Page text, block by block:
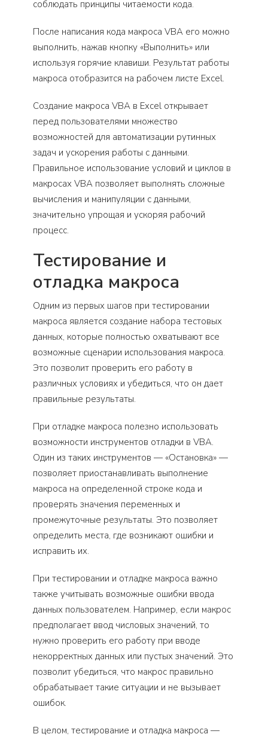
соблюдать принципы читаемости кода.
После написания кода макроса VBA его можно
выполнить, нажав кнопку «Выполнить» или
используя горячие клавиши. Результат работы
макроса отобразится на рабочем листе Excel.
Создание макроса VBA в Excel открывает
перед пользователями множество
возможностей для автоматизации рутинных
задач и ускорения работы с данными.
Правильное использование условий и циклов в
макросах VBA позволяет выполнять сложные
вычисления и манипуляции с данными,
значительно упрощая и ускоряя рабочий
процесс.
Тестирование и
отладка макроса
Одним из первых шагов при тестировании
макроса является создание набора тестовых
данных, которые полностью охватывают все
возможные сценарии использования макроса.
Это позволит проверить его работу в
различных условиях и убедиться, что он дает
правильные результаты.
При отладке макроса полезно использовать
возможности инструментов отладки в VBA.
Один из таких инструментов — «Остановка» —
позволяет приостанавливать выполнение
макроса на определенной строке кода и
проверять значения переменных и
промежуточные результаты. Это позволяет
определить места, где возникают ошибки и
исправить их.
При тестировании и отладке макроса важно
также учитывать возможные ошибки ввода
данных пользователем. Например, если макрос
предполагает ввод числовых значений, то
нужно проверить его работу при вводе
некорректных данных или пустых значений. Это
позволит убедиться, что макрос правильно
обрабатывает такие ситуации и не вызывает
ошибок.
В целом, тестирование и отладка макроса —